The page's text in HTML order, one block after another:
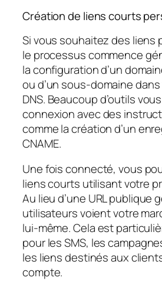
Création de liens courts
Si vous souhaitez des liens
le processus commence
la configuration d’un
ou d’un sous-domaine
DNS. Beaucoup d’outils
connexion avec des
comme la création d’un
CNAME.
Une fois connecté, vous
liens courts utilisant votre
Au lieu d’une URL publique
utilisateurs voient votre
lui-même. Cela est
pour les SMS, les
les liens destinés aux
compte.